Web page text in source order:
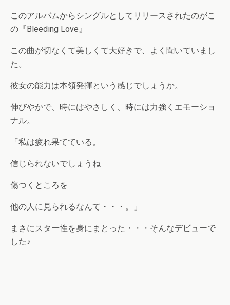
このアルバムからシングルとしてリリースされたのがこ
の『Bleeding Love』
この曲が切なくて美しくて大好きで、よく聞いていまし
た。
彼女の能力は本領発揮という感じでしょうか。
伸びやかで、時にはやさしく、時には力強くエモーショ
ナル。
「私は疲れ果てている。
信じられないでしょうね
傷つくところを
他の人に見られるなんて・・・。」
まさにスター性を身にまとった・・・そんなデビューで
した♪